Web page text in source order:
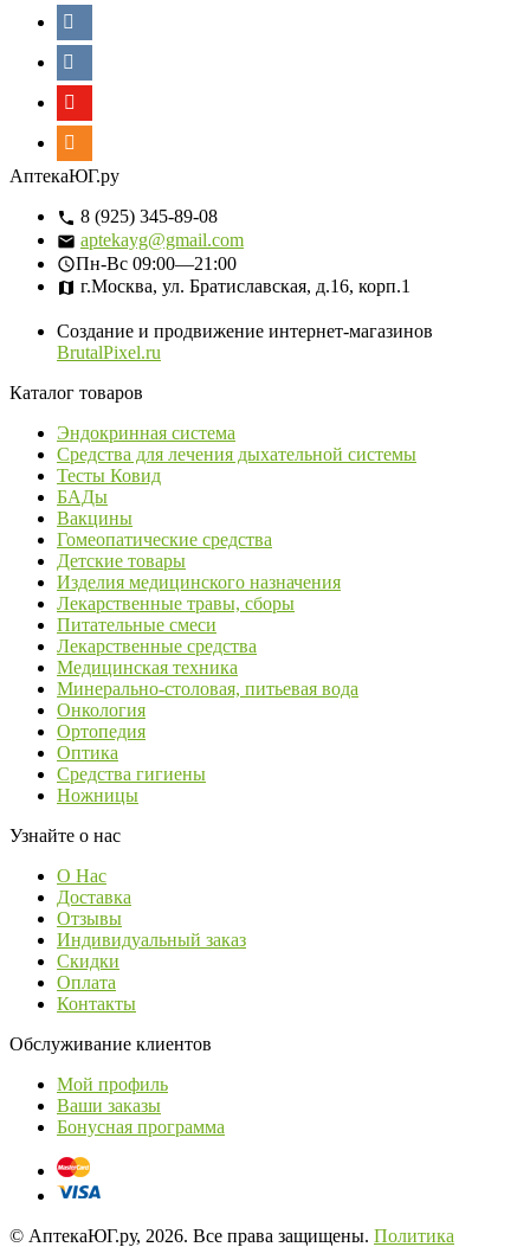
АптекаЮГ.ру
8 (925) 345-89-08
aptekayg@gmail.com
Пн-Вс 09:00—21:00
г.Москва, ул. Братиславская, д.16, корп.1
Создание и продвижение интернет-магазинов
BrutalPixel.ru
Каталог товаров
Эндокринная система
Средства для лечения дыхательной системы
Тесты Ковид
БАДы
Вакцины
Гомеопатические средства
Детские товары
Изделия медицинского назначения
Лекарственные травы, сборы
Питательные смеси
Лекарственные средства
Медицинская техника
Минерально-столовая, питьевая вода
Онкология
Ортопедия
Оптика
Средства гигиены
Ножницы
Узнайте о нас
О Нас
Доставка
Отзывы
Индивидуальный заказ
Скидки
Оплата
Контакты
Обслуживание клиентов
Мой профиль
Ваши заказы
Бонусная программа
© АптекаЮГ.ру, 2026. Все права защищены. Политика